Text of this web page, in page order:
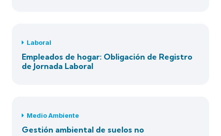
Laboral
Empleados de hogar: Obligación de Registro
de Jornada Laboral
Medio Ambiente
Gestión ambiental de suelos no